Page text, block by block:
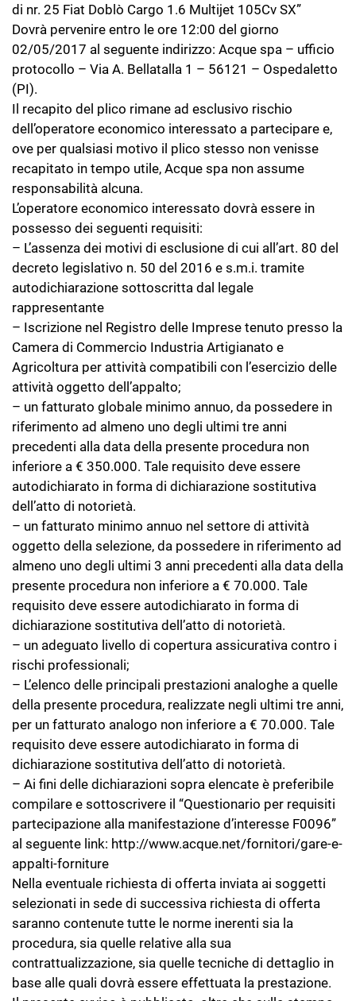
di nr. 25 Fiat Doblò Cargo 1.6 Multijet 105Cv SX”
Dovrà pervenire entro le ore 12:00 del giorno
02/05/2017 al seguente indirizzo: Acque spa – ufficio
protocollo – Via A. Bellatalla 1 – 56121 – Ospedaletto
(PI).
Il recapito del plico rimane ad esclusivo rischio
dell’operatore economico interessato a partecipare e,
ove per qualsiasi motivo il plico stesso non venisse
recapitato in tempo utile, Acque spa non assume
responsabilità alcuna.
L’operatore economico interessato dovrà essere in
possesso dei seguenti requisiti:
– L’assenza dei motivi di esclusione di cui all’art. 80 del
decreto legislativo n. 50 del 2016 e s.m.i. tramite
autodichiarazione sottoscritta dal legale
rappresentante
– Iscrizione nel Registro delle Imprese tenuto presso la
Camera di Commercio Industria Artigianato e
Agricoltura per attività compatibili con l’esercizio delle
attività oggetto dell’appalto;
– un fatturato globale minimo annuo, da possedere in
riferimento ad almeno uno degli ultimi tre anni
precedenti alla data della presente procedura non
inferiore a € 350.000. Tale requisito deve essere
autodichiarato in forma di dichiarazione sostitutiva
dell’atto di notorietà.
– un fatturato minimo annuo nel settore di attività
oggetto della selezione, da possedere in riferimento ad
almeno uno degli ultimi 3 anni precedenti alla data della
presente procedura non inferiore a € 70.000. Tale
requisito deve essere autodichiarato in forma di
dichiarazione sostitutiva dell’atto di notorietà.
– un adeguato livello di copertura assicurativa contro i
rischi professionali;
– L’elenco delle principali prestazioni analoghe a quelle
della presente procedura, realizzate negli ultimi tre anni,
per un fatturato analogo non inferiore a € 70.000. Tale
requisito deve essere autodichiarato in forma di
dichiarazione sostitutiva dell’atto di notorietà.
– Ai fini delle dichiarazioni sopra elencate è preferibile
compilare e sottoscrivere il “Questionario per requisiti
partecipazione alla manifestazione d’interesse F0096”
al seguente link: http://www.acque.net/fornitori/gare-e-
appalti-forniture
Nella eventuale richiesta di offerta inviata ai soggetti
selezionati in sede di successiva richiesta di offerta
saranno contenute tutte le norme inerenti sia la
procedura, sia quelle relative alla sua
contrattualizzazione, sia quelle tecniche di dettaglio in
base alle quali dovrà essere effettuata la prestazione.